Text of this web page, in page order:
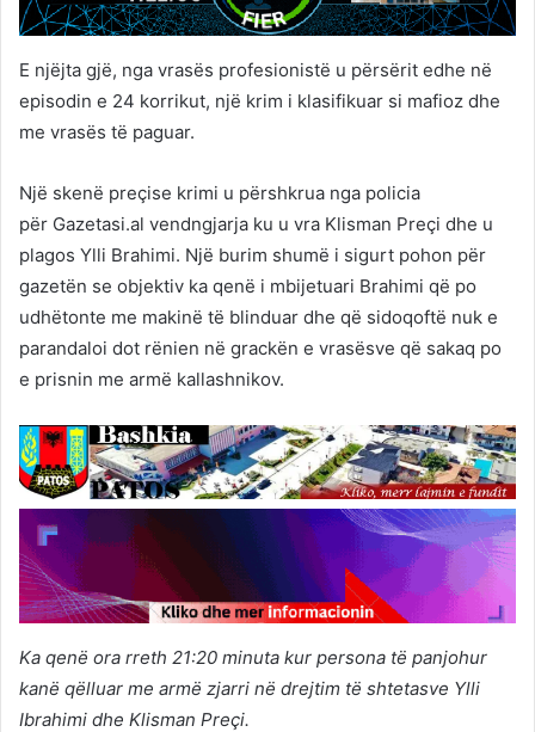
E njëjta gjë, nga vrasës profesionistë u përsërit edhe në
episodin e 24 korrikut, një krim i klasifikuar si mafioz dhe
me vrasës të paguar.
Një skenë preçise krimi u përshkrua nga policia
për Gazetasi.al vendngjarja ku u vra Klisman Preçi dhe u
plagos Ylli Brahimi. Një burim shumë i sigurt pohon për
gazetën se objektiv ka qenë i mbijetuari Brahimi që po
udhëtonte me makinë të blinduar dhe që sidoqoftë nuk e
parandaloi dot rënien në grackën e vrasësve që sakaq po
e prisnin me armë kallashnikov.
Ka qenë ora rreth 21:20 minuta kur persona të panjohur
kanë qëlluar me armë zjarri në drejtim të shtetasve Ylli
Ibrahimi dhe Klisman Preçi.